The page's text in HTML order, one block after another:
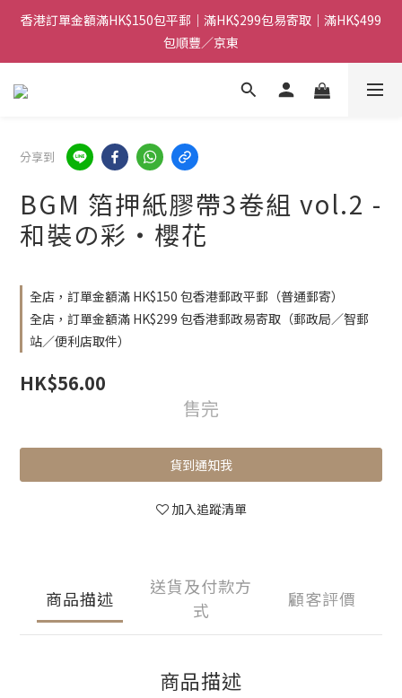
香港訂單金額滿HK$150包平郵｜滿HK$299包易寄取｜滿HK$499
包順豐／京東
香港訂單金額滿HK$150包平郵｜滿HK$299包易寄取｜滿HK$499
包順豐／京東
【網店限定！】指定清貨商品每消費HK$100即享購物金HK$50回
香港訂單金額滿HK$150包平郵｜滿HK$299包易寄取｜滿HK$499
包順豐／京東
分享到
BGM 箔押紙膠帶3卷組 vol.2 -
和裝の彩・櫻花
全店，訂單金額滿 HK$150 包香港郵政平郵（普通郵寄）
全店，訂單金額滿 HK$299 包香港郵政易寄取（郵政局／智郵
站／便利店取件）
HK$56.00
售完
貨到通知我
加入追蹤清單
商品描述
送貨及付款方
式
顧客評價
商品描述